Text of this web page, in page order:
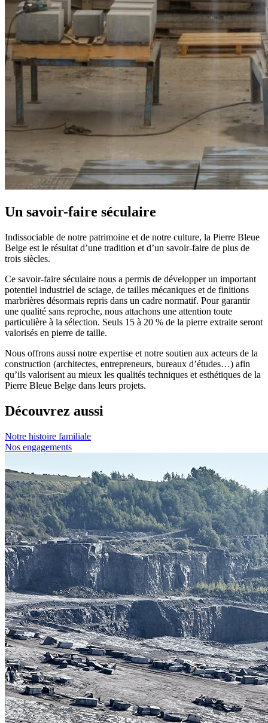
Un savoir-faire séculaire
Indissociable de notre patrimoine et de notre culture, la Pierre Bleue
Belge est le résultat d’une tradition et d’un savoir-faire de plus de
trois siècles.
Ce savoir-faire séculaire nous a permis de développer un important
potentiel industriel de sciage, de tailles mécaniques et de finitions
marbrières désormais repris dans un cadre normatif. Pour garantir
une qualité sans reproche, nous attachons une attention toute
particulière à la sélection. Seuls 15 à 20 % de la pierre extraite seront
valorisés en pierre de taille.
Nous offrons aussi notre expertise et notre soutien aux acteurs de la
construction (architectes, entrepreneurs, bureaux d’études…) afin
qu’ils valorisent au mieux les qualités techniques et esthétiques de la
Pierre Bleue Belge dans leurs projets.
Découvrez aussi
Notre histoire familiale
Nos engagements